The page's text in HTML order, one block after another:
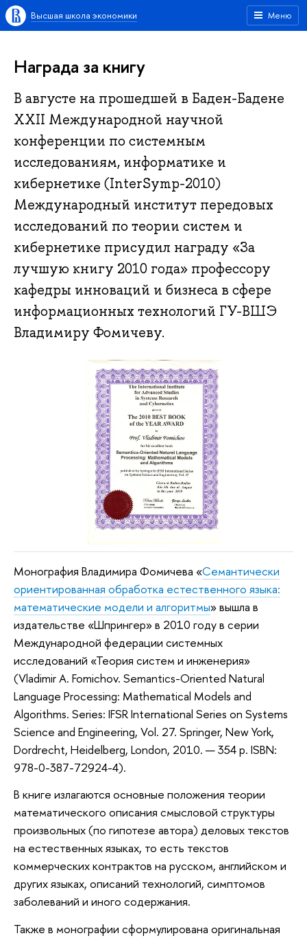
Меню
Высшая школа экономики
Награда за книгу
В августе на прошедшей в Баден-Бадене
XXII Международной научной
конференции по системным
исследованиям, информатике и
кибернетике (InterSymp-2010)
Международный институт передовых
исследований по теории систем и
кибернетике присудил награду «За
лучшую книгу 2010 года» профессору
кафедры инноваций и бизнеса в сфере
информационных технологий ГУ-ВШЭ
Владимиру Фомичеву.
Монография Владимира Фомичева «Семантически
ориентированная обработка естественного языка:
математические модели и алгоритмы» вышла в
издательстве «Шпрингер» в 2010 году в серии
Международной федерации системных
исследований «Теория систем и инженерия»
(Vladimir A. Fomichov. Semantics-Oriented Natural
Language Processing: Mathematical Models and
Algorithms. Series: IFSR International Series on Systems
Science and Engineering, Vol. 27. Springer, New York,
Dordrecht, Heidelberg, London, 2010. — 354 p. ISBN:
978-0-387-72924-4).
В книге излагаются основные положения теории
математического описания смысловой структуры
произвольных (по гипотезе автора) деловых текстов
на естественных языках, то есть текстов
коммерческих контрактов на русском, английском и
других языках, описаний технологий, симптомов
заболеваний и иного содержания.
Также в монографии сформулирована оригинальная